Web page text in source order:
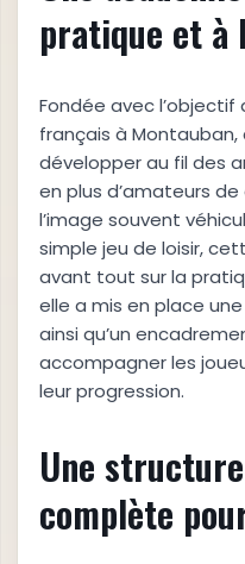
pratique et à
Fondée avec l’objectif
français à
développer au fil des
en plus d’amateurs
l’image souvent
simple jeu de loisir,
avant tout sur la
elle a mis en place
ainsi qu’un
accompagner les
leur progression.
Une
complète